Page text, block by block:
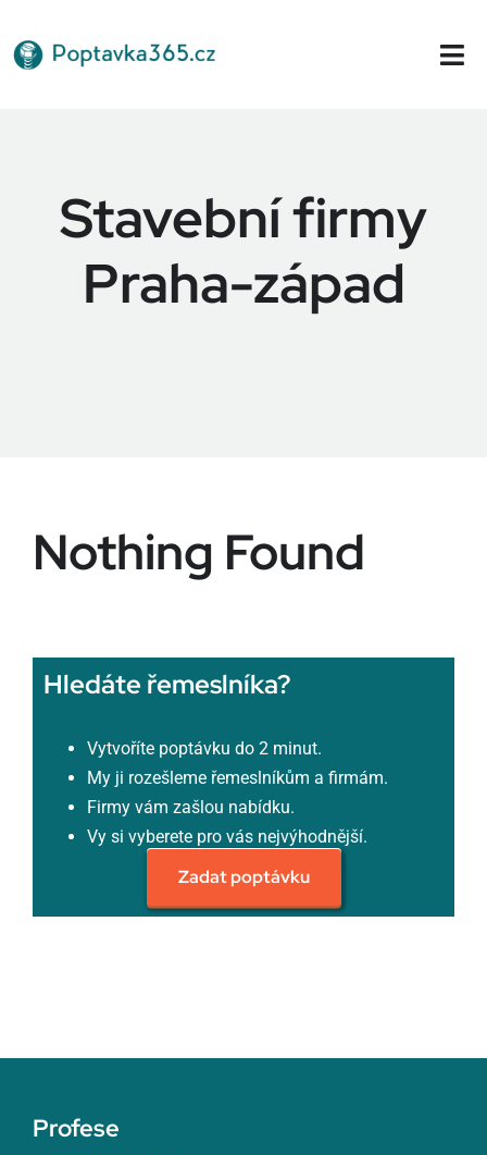
na
obsah
Stavební firmy
Praha-západ
Nothing Found
Hledáte řemeslníka?
Vytvoříte poptávku do 2 minut.
My ji rozešleme řemeslníkům a firmám.
Firmy vám zašlou nabídku.
Vy si vyberete pro vás nejvýhodnější.
Zadat poptávku
Profese